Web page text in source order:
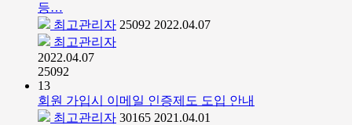
등…
최고관리자 25092 2022.04.07
최고관리자
2022.04.07
25092
13
회원 가입시 이메일 인증제도 도입 안내
최고관리자 30165 2021.04.01